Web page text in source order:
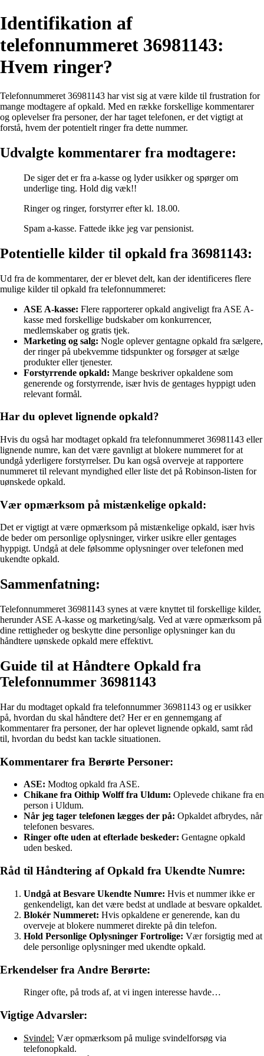
Identifikation af
telefonnummeret 36981143:
Hvem ringer?
Telefonnummeret 36981143 har vist sig at være kilde til frustration for
mange modtagere af opkald. Med en række forskellige kommentarer
og oplevelser fra personer, der har taget telefonen, er det vigtigt at
forstå, hvem der potentielt ringer fra dette nummer.
Udvalgte kommentarer fra modtagere:
De siger det er fra a-kasse og lyder usikker og spørger om
underlige ting. Hold dig væk!!
Ringer og ringer, forstyrrer efter kl. 18.00.
Spam a-kasse. Fattede ikke jeg var pensionist.
Potentielle kilder til opkald fra 36981143:
Ud fra de kommentarer, der er blevet delt, kan der identificeres flere
mulige kilder til opkald fra telefonnummeret:
ASE A-kasse: Flere rapporterer opkald angiveligt fra ASE A-
kasse med forskellige budskaber om konkurrencer,
medlemskaber og gratis tjek.
Marketing og salg: Nogle oplever gentagne opkald fra sælgere,
der ringer på ubekvemme tidspunkter og forsøger at sælge
produkter eller tjenester.
Forstyrrende opkald: Mange beskriver opkaldene som
generende og forstyrrende, især hvis de gentages hyppigt uden
relevant formål.
Har du oplevet lignende opkald?
Hvis du også har modtaget opkald fra telefonnummeret 36981143 eller
lignende numre, kan det være gavnligt at blokere nummeret for at
undgå yderligere forstyrrelser. Du kan også overveje at rapportere
nummeret til relevant myndighed eller liste det på Robinson-listen for
uønskede opkald.
Vær opmærksom på mistænkelige opkald:
Det er vigtigt at være opmærksom på mistænkelige opkald, især hvis
de beder om personlige oplysninger, virker usikre eller gentages
hyppigt. Undgå at dele følsomme oplysninger over telefonen med
ukendte opkald.
Sammenfatning:
Telefonnummeret 36981143 synes at være knyttet til forskellige kilder,
herunder ASE A-kasse og marketing/salg. Ved at være opmærksom på
dine rettigheder og beskytte dine personlige oplysninger kan du
håndtere uønskede opkald mere effektivt.
Guide til at Håndtere Opkald fra
Telefonnummer 36981143
Har du modtaget opkald fra telefonnummer 36981143 og er usikker
på, hvordan du skal håndtere det? Her er en gennemgang af
kommentarer fra personer, der har oplevet lignende opkald, samt råd
til, hvordan du bedst kan tackle situationen.
Kommentarer fra Berørte Personer:
ASE: Modtog opkald fra ASE.
Chikane fra Oithip Wolff fra Uldum: Oplevede chikane fra en
person i Uldum.
Når jeg tager telefonen lægges der på: Opkaldet afbrydes, når
telefonen besvares.
Ringer ofte uden at efterlade beskeder: Gentagne opkald
uden besked.
Råd til Håndtering af Opkald fra Ukendte Numre:
Undgå at Besvare Ukendte Numre: Hvis et nummer ikke er
genkendeligt, kan det være bedst at undlade at besvare opkaldet.
Blokér Nummeret: Hvis opkaldene er generende, kan du
overveje at blokere nummeret direkte på din telefon.
Hold Personlige Oplysninger Fortrolige: Vær forsigtig med at
dele personlige oplysninger med ukendte opkald.
Erkendelser fra Andre Berørte:
Ringer ofte, på trods af, at vi ingen interesse havde…
Vigtige Advarsler:
Svindel: Vær opmærksom på mulige svindelforsøg via
telefonopkald.